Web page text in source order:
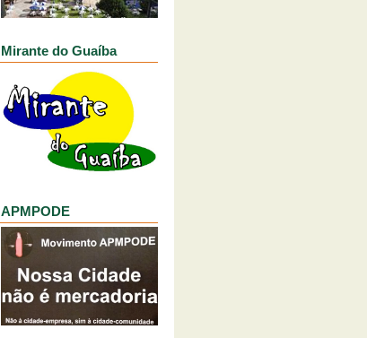
Mirante do Guaíba
APMPODE